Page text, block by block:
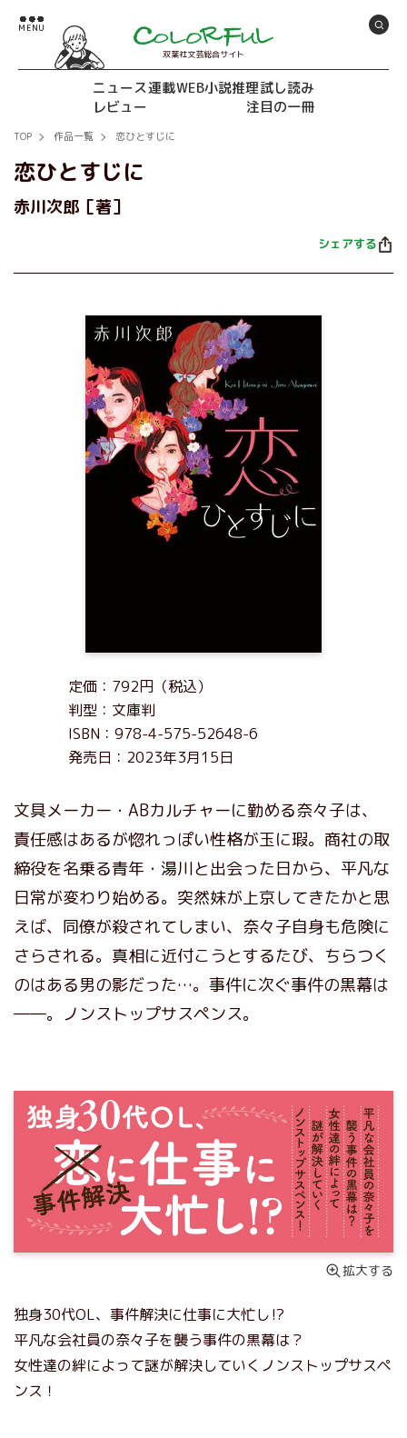
双葉社文芸総合サイト
ニュース連載WEB小説推理試し読み
レビュー
注目の一冊
TOP 作品一覧 恋ひとすじに
恋ひとすじに
赤川次郎［著］
シェアする
定価：792円（税込）
判型：文庫判
ISBN：978-4-575-52648-6
発売日：2023年3月15日
文具メーカー・ABカルチャーに勤める奈々子は、
責任感はあるが惚れっぽい性格が玉に瑕。商社の取
締役を名乗る青年・湯川と出会った日から、平凡な
日常が変わり始める。突然妹が上京してきたかと思
えば、同僚が殺されてしまい、奈々子自身も危険に
さらされる。真相に近付こうとするたび、ちらつく
のはある男の影だった…。事件に次ぐ事件の黒幕は
――。ノンストップサスペンス。
拡大する
独身30代OL、事件解決に仕事に大忙し⁉︎
平凡な会社員の奈々子を襲う事件の黒幕は？
女性達の絆によって謎が解決していくノンストップサスペ
ンス！